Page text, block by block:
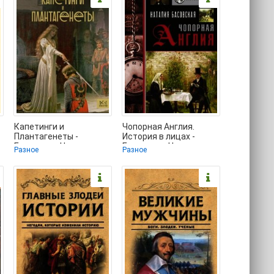
Капетинги и
Плантагенеты -
Басовская Наталия
полную версию
Разное
Чопорная Англия.
История в лицах -
Басовская Наталия
книги без
Разное